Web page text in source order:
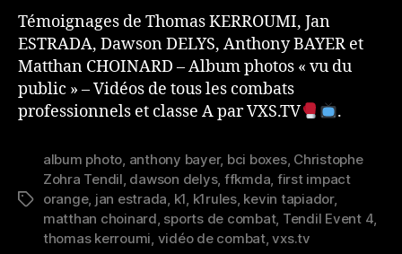
Témoignages de Thomas KERROUMI, Jan
ESTRADA, Dawson DELYS, Anthony BAYER et
Matthan CHOINARD – Album photos « vu du
public » – Vidéos de tous les combats
professionnels et classe A par VXS.TV
.
Étiquettes
album photo, anthony bayer, bci boxes, Christophe
Zohra Tendil, dawson delys, ffkmda, first impact
orange, jan estrada, k1, k1rules, kevin tapiador,
matthan choinard, sports de combat, Tendil Event 4,
thomas kerroumi, vidéo de combat,vxs.tv